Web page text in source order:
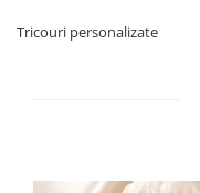
Tricouri personalizate